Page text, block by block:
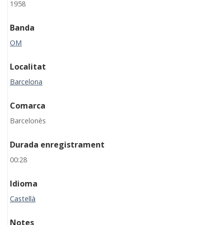
1958
Banda
OM
Localitat
Barcelona
Comarca
Barcelonès
Durada enregistrament
00:28
Idioma
Castellà
Notes